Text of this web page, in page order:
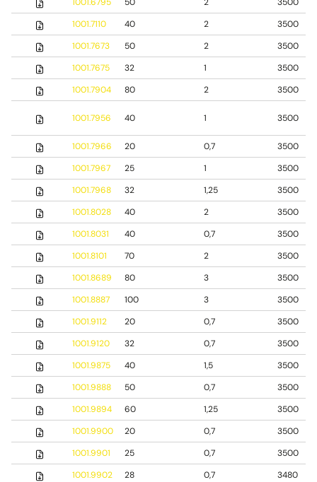
1001.6795 50 2
3500
1001.7110
40 2
3500
1001.7673
50 2
3500
1001.7675
32 1
3500
1001.7904
80 2 3500
1001.7956 40 1 3500
1001.7966 20 0,7
3500
1001.7967
25 1
3500
1001.7968
32 1,25
3500
1001.8028
40 2
3500
1001.8031
40 0,7
3500
1001.8101
70 2
3500
1001.8689
80 3
3500
1001.8887
100 3
3500
1001.9112
20 0,7
3500
1001.9120
32 0,7
3500
1001.9875
40 1,5
3500
1001.9888
50 0,7
3500
1001.9894
60 1,25
3500
1001.9900
20 0,7
3500
1001.9901
25 0,7
3500
1001.9902
28 0,7
3480